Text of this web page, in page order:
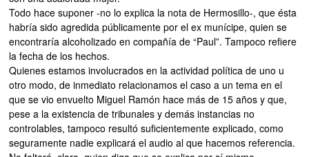
Todo hace suponer -no lo explica la nota de Hermosillo-, que ésta
habría sido agredida públicamente por el ex munícipe, quien se
encontraría alcoholizado en compañía de “Paul”. Tampoco refiere
la fecha de los hechos.
Quienes estamos involucrados en la actividad política de uno u
otro modo, de inmediato relacionamos el caso a un tema en el
que se vio envuelto Miguel Ramón hace más de 15 años y que,
pese a la existencia de tribunales y demás instancias no
controlables, tampoco resultó suficientemente explicado, como
seguramente nadie explicará el audio al que hacemos referencia.